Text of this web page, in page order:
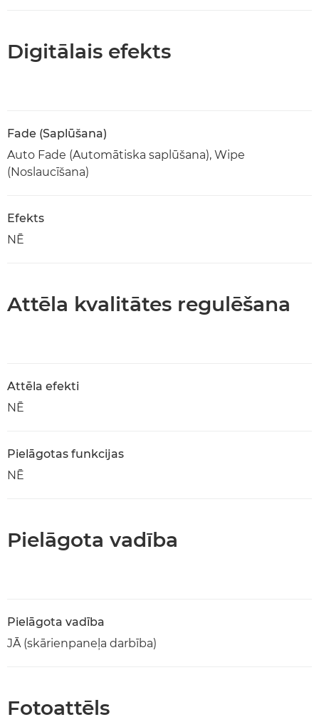
Digitālais efekts
Fade (Saplūšana)
Auto Fade (Automātiska saplūšana), Wipe
(Noslaucīšana)
Efekts
NĒ
Attēla kvalitātes regulēšana
Attēla efekti
NĒ
Pielāgotas funkcijas
NĒ
Pielāgota vadība
Pielāgota vadība
JĀ (skārienpaneļa darbība)
Fotoattēls